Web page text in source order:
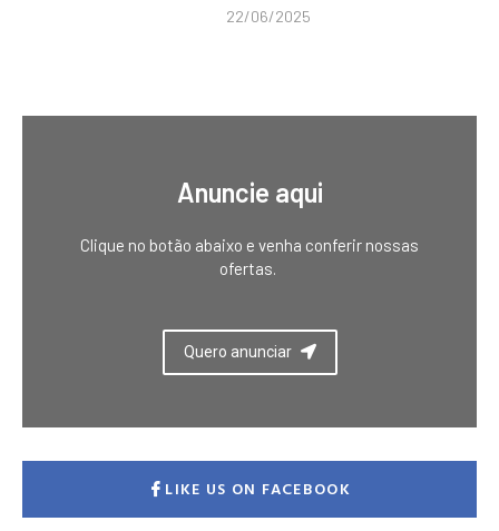
22/06/2025
Anuncie aqui
Clique no botão abaixo e venha conferir nossas
ofertas.
Quero anunciar
LIKE US ON FACEBOOK